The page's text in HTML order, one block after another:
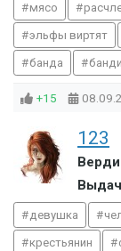
мясо
эльфы виртят
банда
+15
123
девушка
крестьянин